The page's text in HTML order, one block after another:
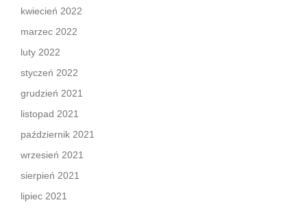
kwiecień 2022
marzec 2022
luty 2022
styczeń 2022
grudzień 2021
listopad 2021
październik 2021
wrzesień 2021
sierpień 2021
lipiec 2021